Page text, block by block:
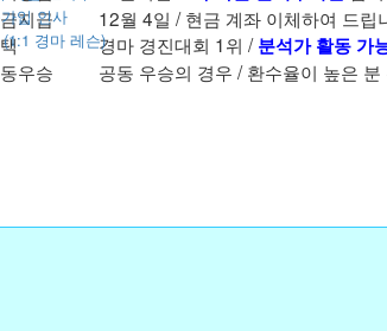
입 인사
경마 레슨)
지급
12월 4일 / 현금 계좌 이체하여 드립
경마 경진대회 1위 /분석가 활동 가
우승 공동 우승의 경우 / 환수율이 높은 분